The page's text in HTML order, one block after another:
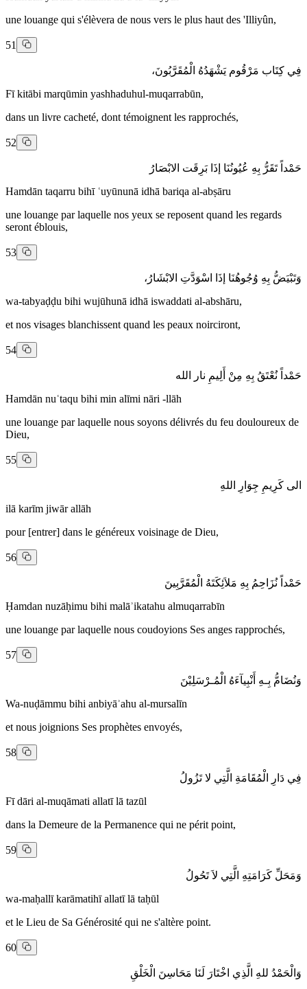
une louange qui s'élèvera de nous vers le plus haut des 'Illiyûn,
51
فِي كِتَاب مَرْقُوم يَشْهَدُهُ الْمُقَرَّبُونَ،
Fī kitābi marqūmin yashhaduhul-muqarrabūn,
dans un livre cacheté, dont témoignent les rapprochés,
52
حَمْداً تَقَرُّ بِهِ عُيُونُنَا إذَا بَرِقَت الابْصَارُ
Hamdān taqarru bihī ʿuyūnunā idhā bariqa al-abṣāru
une louange par laquelle nos yeux se reposent quand les regards
seront éblouis,
53
وَتَبْيَضُّ بِهِ وُجُوهُنَا إذَا اسْوَدَّتِ الابْشَارُ،
wa-tabyaḍḍu bihi wujūhunā idhā iswaddati al-abshāru,
et nos visages blanchissent quand les peaux noirciront,
54
حَمْداً نُعْتَقُ بِهِ مِنْ أَلِيمِ نار الله
Hamdān nuʿtaqu bihi min alīmi nāri -llāh
une louange par laquelle nous soyons délivrés du feu douloureux de
Dieu,
55
الى كَرِيمِ جِوَارِ اللهِ
ilā karīm jiwār allāh
pour [entrer] dans le généreux voisinage de Dieu,
56
حَمْداً نُزَاحِمُ بِهِ مَلاَئِكَتَهُ الْمُقَرَّبِينَ
Ḥamdan nuzāḥimu bihi malāʾikatahu almuqarrabīn
une louange par laquelle nous coudoyions Ses anges rapprochés,
57
وَنُضَامُّ بِـهِ أَنْبِيآءَهُ الْمُـرْسَلِيْنَ
Wa-nuḍāmmu bihi anbiyāʾahu al-mursalīn
et nous joignions Ses prophètes envoyés,
58
فِي دَارِ الْمُقَامَةِ الَّتِي لا تَزُولُ
Fī dāri al-muqāmati allatī lā tazūl
dans la Demeure de la Permanence qui ne périt point,
59
وَمَحَلِّ كَرَامَتِهِ الَّتِي لاَ تَحُولُ
wa-maḥallī karāmatihī allatī lā taḥūl
et le Lieu de Sa Générosité qui ne s'altère point.
60
وَالْحَمْدُ للهِ الَّذِي اخْتَارَ لَنَا مَحَاسِنَ الْخَلْقِ